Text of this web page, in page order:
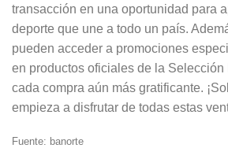
transacción en una oportunidad para
deporte que une a todo un país.
pueden acceder a promociones
en productos oficiales de la
cada compra aún más gratificante.
empieza a disfrutar de todas estas
Fuente: banorte